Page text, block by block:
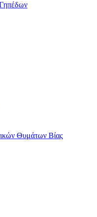
Θυμάτων Βίας